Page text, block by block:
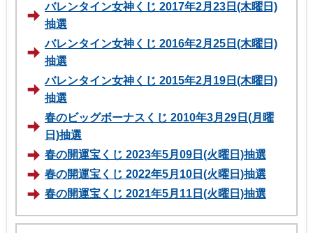
バレンタイン女神くじ 2017年2月23日(木曜日)
抽選
バレンタイン女神くじ 2016年2月25日(木曜日)
抽選
バレンタイン女神くじ 2015年2月19日(木曜日)
抽選
春のビッグボーナスくじ 2010年3月29日(月曜
日)抽選
春の開運宝くじ 2023年5月09日(火曜日)抽選
春の開運宝くじ 2022年5月10日(火曜日)抽選
春の開運宝くじ 2021年5月11日(火曜日)抽選